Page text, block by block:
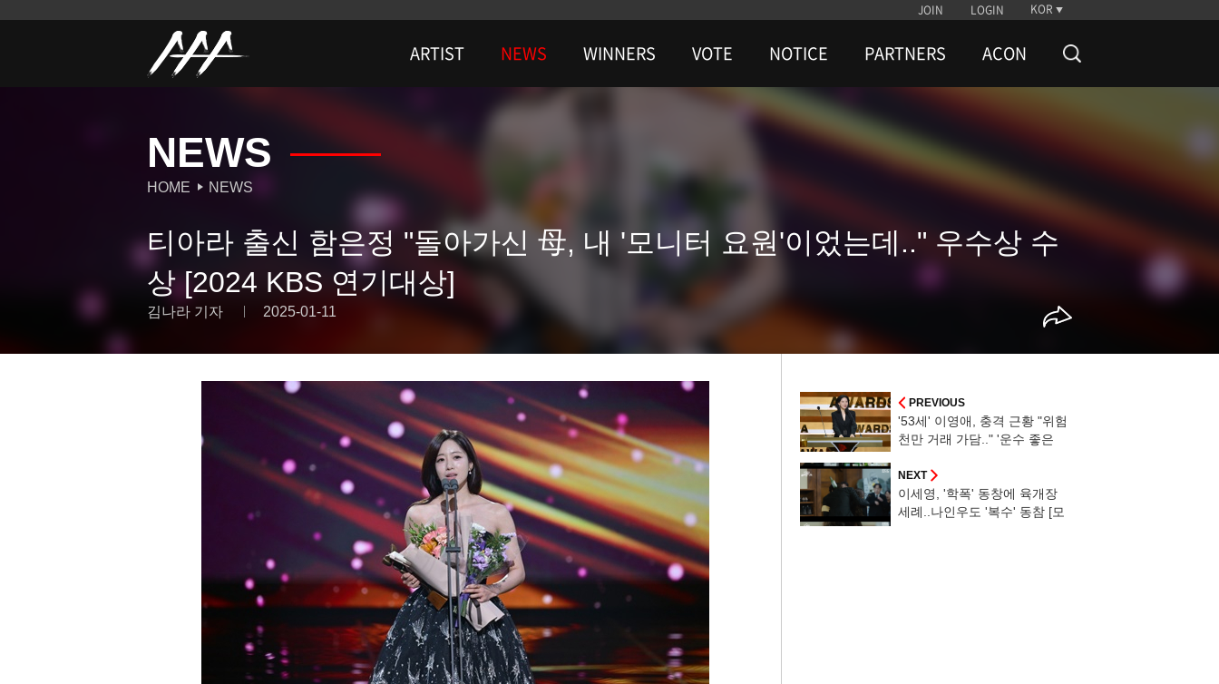
JOIN LOGIN KOR
ARTIST NEWS WINNERS VOTE NOTICE PARTNERS ACON
NEWS
HOME NEWS
티아라 출신 함은정 "돌아가신 母, 내 '모니터 요원'이었는데.." 우수상 수
상 [2024 KBS 연기대상]
김나라 기자 2025-01-11
PREVIOUS
'53세' 이영애, 충격 근황 "위험
천만 거래 가담.." '운수 좋은
NEXT
이세영, '학폭' 동창에 육개장
세례..나인우도 '복수' 동참 [모